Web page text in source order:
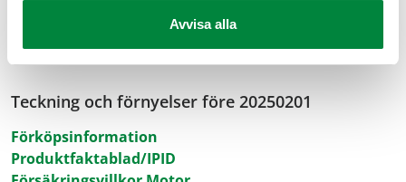
Avvisa alla
Produktfaktablad/IPID
Teckning och förnyelser före 20250201
Förköpsinformation
Produktfaktablad/IPID